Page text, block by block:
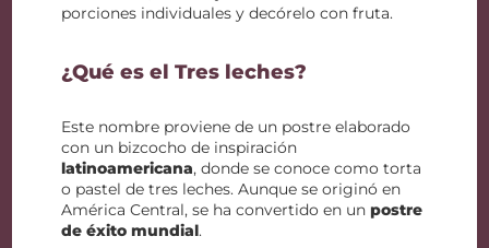
porciones individuales y decórelo con fruta.
¿Qué es el Tres leches?
Este nombre proviene de un postre elaborado
con un bizcocho de inspiración
latinoamericana, donde se conoce como torta
o pastel de tres leches. Aunque se originó en
América Central, se ha convertido en unpostre
de éxito mundial.